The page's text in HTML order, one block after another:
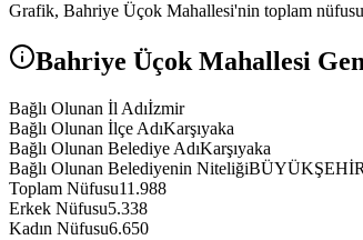
Grafik, Bahriye Üçok Mahallesi'nin toplam
Bahriye Üçok Mahallesi
Bağlı Olunan İl Adıİzmir
Bağlı Olunan İlçe AdıKarşıyaka
Bağlı Olunan Belediye AdıKarşıyaka
Bağlı Olunan Belediyenin Niteliği
Toplam Nüfusu11.988
Erkek Nüfusu5.338
Kadın Nüfusu6.650